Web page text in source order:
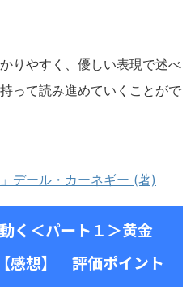
りやすく、優しい表現で述べ
って読み進めていくことがで
デール・カーネギー (著)
く＜パート１＞黄金
感想】 評価ポイント